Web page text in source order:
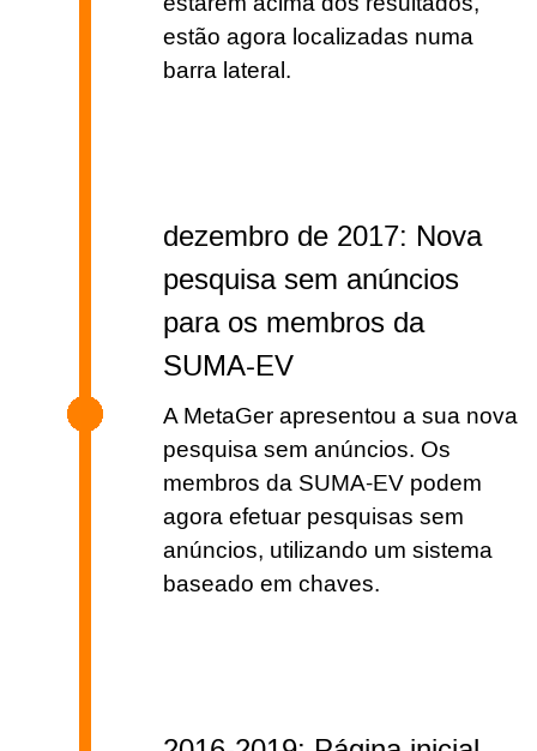
estão agora localizadas numa
barra lateral.
dezembro de 2017: Nova
pesquisa sem anúncios
para os membros da
SUMA-EV
A MetaGer apresentou a sua nova
pesquisa sem anúncios. Os
membros da SUMA-EV podem
agora efetuar pesquisas sem
anúncios, utilizando um sistema
baseado em chaves.